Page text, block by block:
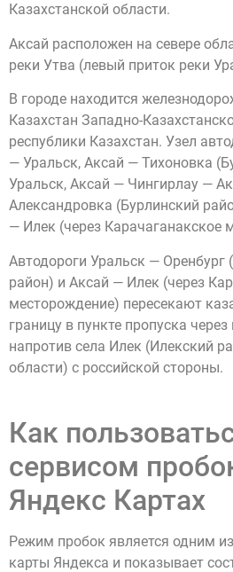
Казахстанской области.
Аксай расположен на севере
реки Утва (левый приток реки
В городе находится
Казахстан Западно-
республики Казахстан. Узел
— Уральск, Аксай — Тихоновка
Уральск, Аксай — Чингирлау —
Александровка (Бурлинский
— Илек (через Карачаганакское
Автодороги Уральск — Оренбург
район) и Аксай — Илек (через
месторождение) пересекают
границу в пункте пропуска
напротив села Илек (Илекский
области) с российской стороны.
Как
сервисом
Яндекс Картах
Режим пробок является одним
карты Яндекса и показывает